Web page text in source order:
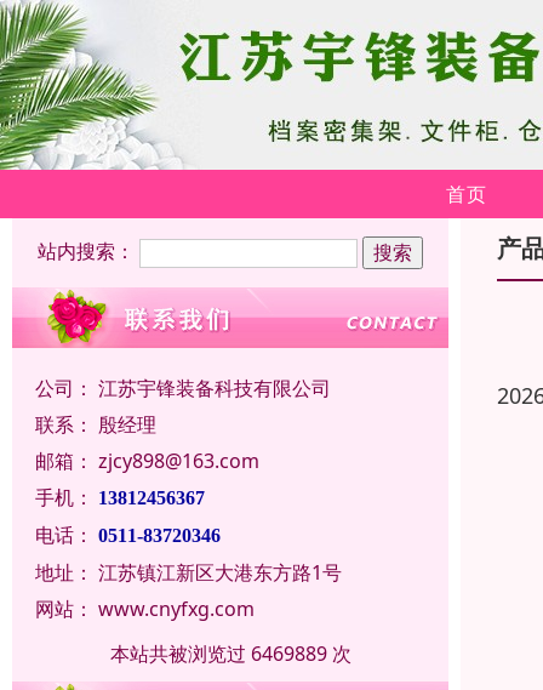
首页
站内搜索：
公司： 江苏宇锋装备科技有限公司
联系： 殷经理
邮箱： zjcy898@163.com
手机：
13812456367
电话： 0511-83720346
地址： 江苏镇江新区大港东方路1号
网站： www.cnyfxg.com
本站共被浏览过 6469889 次
产